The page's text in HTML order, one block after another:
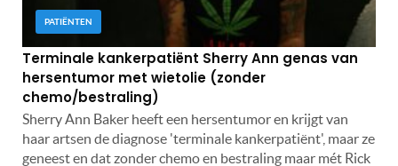
PATIËNTEN
Terminale kankerpatiënt Sherry Ann genas van
hersentumor met wietolie (zonder
chemo/bestraling)
Sherry Ann Baker heeft een hersentumor en krijgt van
haar artsen de diagnose 'terminale kankerpatiënt', maar ze
geneest en dat zonder chemo en bestraling maar mét Rick